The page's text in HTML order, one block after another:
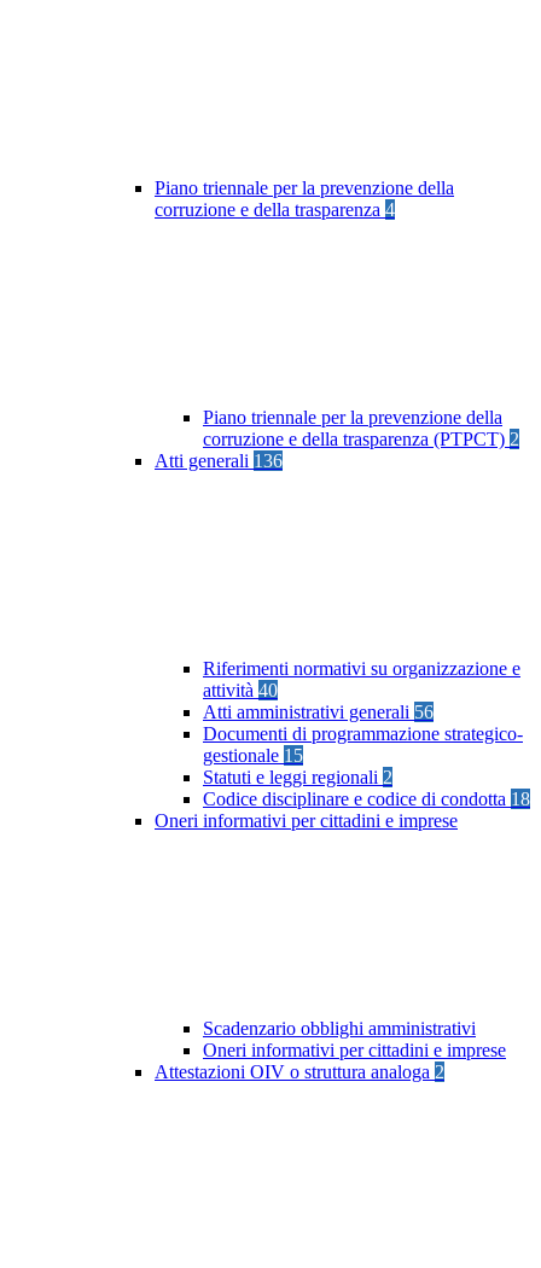
Piano triennale per la prevenzione della
corruzione e della trasparenza 4
Piano triennale per la prevenzione della
corruzione e della trasparenza (PTPCT) 2
Atti generali 136
Riferimenti normativi su organizzazione e
attività 40
Atti amministrativi generali 56
Documenti di programmazione strategico-
gestionale 15
Statuti e leggi regionali 2
Codice disciplinare e codice di condotta 18
Oneri informativi per cittadini e imprese
Scadenzario obblighi amministrativi
Oneri informativi per cittadini e imprese
Attestazioni OIV o struttura analoga 2